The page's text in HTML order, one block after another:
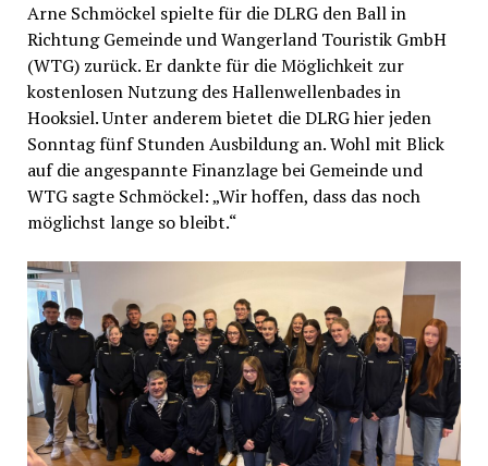
Arne Schmöckel spielte für die DLRG den Ball in
Richtung Gemeinde und Wangerland Touristik GmbH
(WTG) zurück. Er dankte für die Möglichkeit zur
kostenlosen Nutzung des Hallenwellenbades in
Hooksiel. Unter anderem bietet die DLRG hier jeden
Sonntag fünf Stunden Ausbildung an. Wohl mit Blick
auf die angespannte Finanzlage bei Gemeinde und
WTG sagte Schmöckel: „Wir hoffen, dass das noch
möglichst lange so bleibt.“